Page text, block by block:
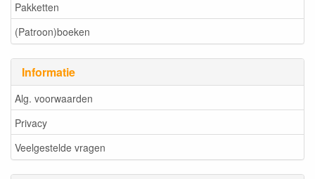
Pakketten
(Patroon)boeken
Informatie
Alg. voorwaarden
Privacy
Veelgestelde vragen